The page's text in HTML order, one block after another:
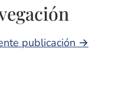
publicación →